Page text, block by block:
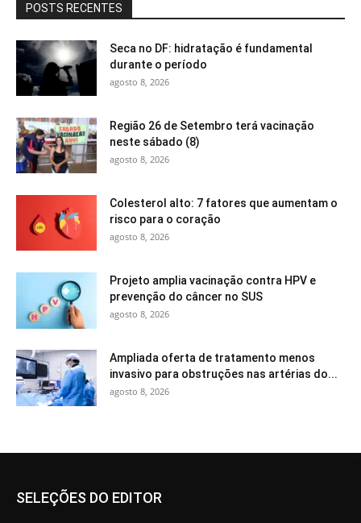
POSTS RECENTES
Seca no DF: hidratação é fundamental
durante o período
agosto 8, 2026
Região 26 de Setembro terá vacinação
neste sábado (8)
agosto 8, 2026
Colesterol alto: 7 fatores que aumentam o
risco para o coração
agosto 8, 2026
Projeto amplia vacinação contra HPV e
prevenção do câncer no SUS
agosto 8, 2026
Ampliada oferta de tratamento menos
invasivo para obstruções nas artérias do...
agosto 8, 2026
SELEÇÕES DO EDITOR